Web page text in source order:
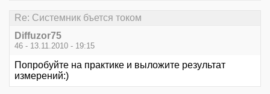
Re: Системник бъется током
Diffuzor75
46 - 13.11.2010 - 19:15
Попробуйте на практике и выложите результат
измерений:)